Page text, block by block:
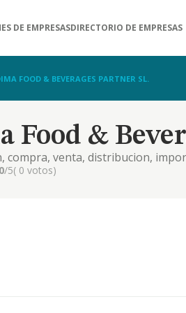
DE EMPRESASDIRECTORIO DE EMPRESAS
FOOD & BEVERAGES PARTNER SL.
Food &
compra, venta, distribucion,
general, aceites, bebidas
0/5( 0 votos)